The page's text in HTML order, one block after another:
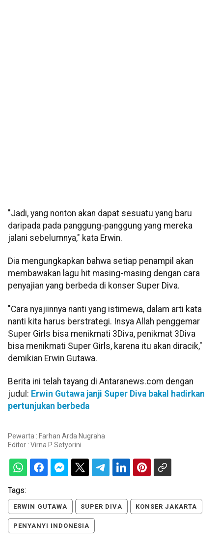
"Jadi, yang nonton akan dapat sesuatu yang baru
daripada pada panggung-panggung yang mereka
jalani sebelumnya," kata Erwin.
Dia mengungkapkan bahwa setiap penampil akan
membawakan lagu hit masing-masing dengan cara
penyajian yang berbeda di konser Super Diva.
"Cara nyajiinnya nanti yang istimewa, dalam arti kata
nanti kita harus berstrategi. Insya Allah penggemar
Super Girls bisa menikmati 3Diva, penikmat 3Diva
bisa menikmati Super Girls, karena itu akan diracik,"
demikian Erwin Gutawa.
Berita ini telah tayang di Antaranews.com dengan
judul: Erwin Gutawa janji Super Diva bakal hadirkan
pertunjukan berbeda
Pewarta : Farhan Arda Nugraha
Editor : Virna P Setyorini
Tags:
ERWIN GUTAWA SUPER DIVA KONSER JAKARTA
PENYANYI INDONESIA